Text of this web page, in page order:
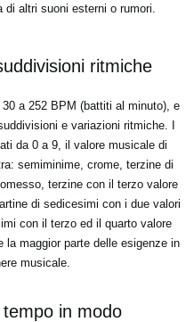
altri suoni esterni o rumori.
ritmiche
30 a 252 BPM (battiti al minuto), e
e variazioni ritmiche. I
da 0 a 9, il valore musicale di
semiminime, crome, terzine di
terzine con il terzo valore
di sedicesimi con i due valori
con il terzo ed il quarto valore
maggior parte delle esigenze in
musicale.
in modo